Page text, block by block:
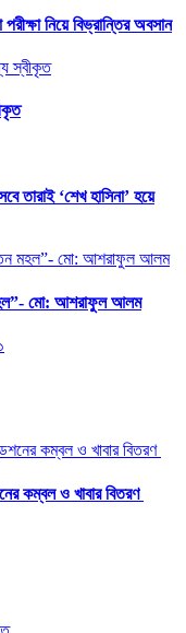
নিয়ে বিভ্রান্তির অবসান
তারাই ‘শেখ হাসিনা’ হয়ে
মো: আশরাফুল আলম
কম্বল ও খাবার বিতরণ